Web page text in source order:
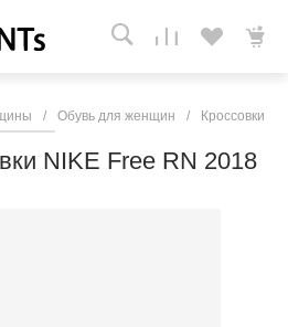
/ Обувь для женщин / Кроссовки и
NIKE Free RN 2018